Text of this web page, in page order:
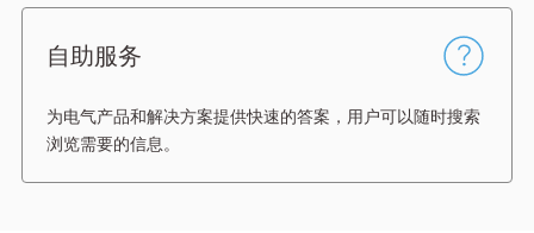
自助服务
为电气产品和解决方案提供快速的答案，用户可以随时搜索
浏览需要的信息。